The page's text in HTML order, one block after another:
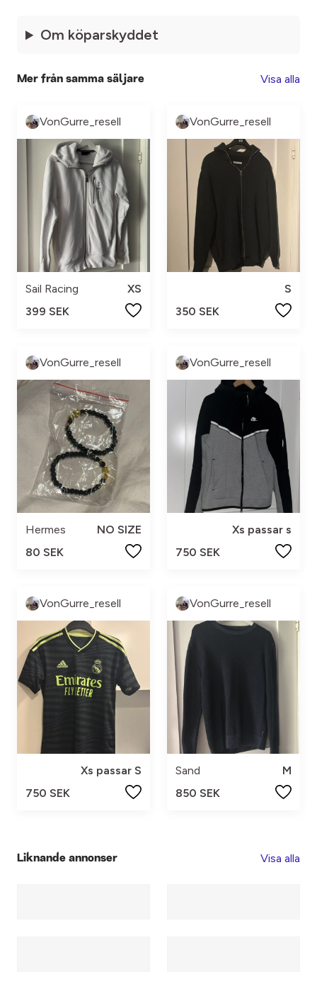
Om köparskyddet
Mer från samma säljare Visa alla
VonGurre_resell
Sail Racing
XS
399 SEK
VonGurre_resell
S
350 SEK
VonGurre_resell
Hermes
NO SIZE
80 SEK
VonGurre_resell
Xs passar s
750 SEK
VonGurre_resell
Xs passar S
750 SEK
VonGurre_resell
Sand
M
850 SEK
Liknande annonser Visa alla